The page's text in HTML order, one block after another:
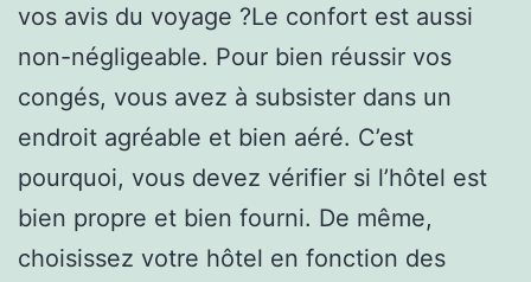
vos avis du voyage ?Le confort est aussi
non-négligeable. Pour bien réussir vos
congés, vous avez à subsister dans un
endroit agréable et bien aéré. C’est
pourquoi, vous devez vérifier si l’hôtel est
bien propre et bien fourni. De même,
choisissez votre hôtel en fonction des